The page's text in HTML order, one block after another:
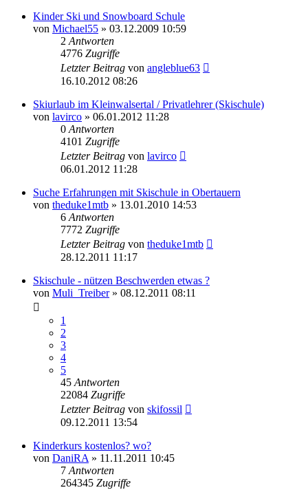
Kinder Ski und Snowboard Schule
von Michael55 » 03.12.2009 10:59
2 Antworten
4776 Zugriffe
Letzter Beitrag von angleblue63
16.10.2012 08:26
Skiurlaub im Kleinwalsertal / Privatlehrer (Skischule)
von lavirco » 06.01.2012 11:28
0 Antworten
4101 Zugriffe
Letzter Beitrag von lavirco
06.01.2012 11:28
Suche Erfahrungen mit Skischule in Obertauern
von theduke1mtb » 13.01.2010 14:53
6 Antworten
7772 Zugriffe
Letzter Beitrag von theduke1mtb
28.12.2011 11:17
Skischule - nützen Beschwerden etwas ?
von Muli_Treiber» 08.12.2011 08:11
1
2
3
4
5
45 Antworten
22084 Zugriffe
Letzter Beitrag von skifossil
09.12.2011 13:54
Kinderkurs kostenlos? wo?
von DaniRA » 11.11.2011 10:45
7 Antworten
264345 Zugriffe